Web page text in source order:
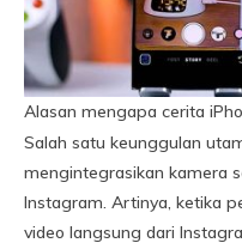
Alasan mengapa cerita
Salah satu keunggulan
mengintegrasikan kamera
Instagram. Artinya, ketika
video langsung dari